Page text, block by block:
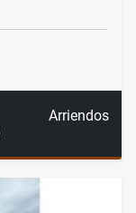
Arriendos